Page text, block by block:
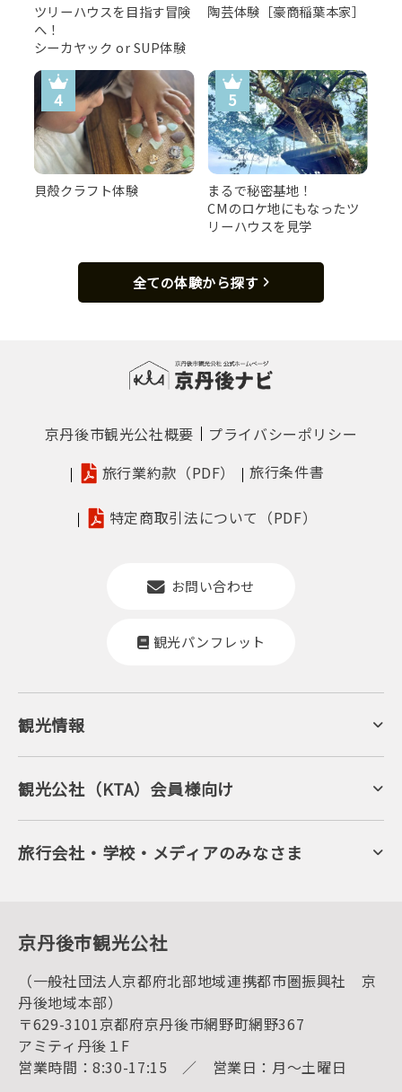
ツリーハウスを目指す冒険
へ！
シーカヤック or SUP体験
陶芸体験［豪商稲葉本家］
貝殻クラフト体験
まるで秘密基地！
CMのロケ地にもなったツ
リーハウスを見学
全ての体験から探す
京丹後市観光公社概要
プライバシーポリシー
旅行業約款（PDF）
旅行条件書
特定商取引法について（PDF）
お問い合わせ
観光パンフレット
観光情報
京丹後について
ジオパークの絶景
キャンプ・グランピング
自然景観
旬の食
フルーツ
美術館・資料館
観光
海水浴
キャンプ
お宿探し
宿泊・日帰り予約（空室検索）
予約照会・予約キャンセル
宿泊施設一覧（お宿比較ページ）
アクセス
お知らせ
イベント情報
観光公社（KTA）会員様向け
KTA会員コミュニティ
会員向けサービス
KTAニュースレター
会員加入・会員情報（会員規程）
旅行会社・学校・メディアのみなさま
プレスリリース
京丹後市観光公社
（一般社団法人京都府北部地域連携都市圏振興社 京
丹後地域本部）
〒629-3101京都府京丹後市網野町網野367
アミティ丹後１F
営業時間：8:30-17:15 ／ 営業日：月～土曜日